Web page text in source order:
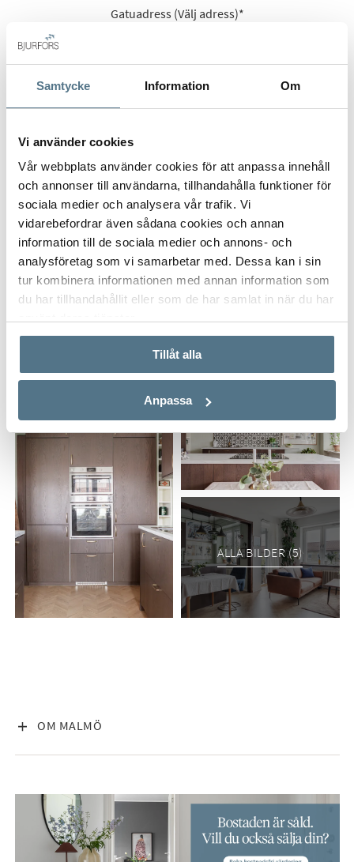
Samtycke Information Om
Vi använder cookies
Vår webbplats använder cookies för att anpassa innehåll
och annonser till användarna, tillhandahålla funktioner för
sociala medier och analysera vår trafik. Vi
vidarebefordrar även sådana cookies och annan
information till de sociala medier och annons- och
analysföretag som vi samarbetar med. Dessa kan i sin
tur kombinera informationen med annan information som
du har tillhandahållit eller som de har samlat in när du har
Tillåt alla
Anpassa
Gatuadress (Välj adress)*
Postnummer*
Ange ditt postnummer (5 siffror utan mellanslag)
ALLA BILDER (5)
OM MALMÖ
VISA INNEHÅLL